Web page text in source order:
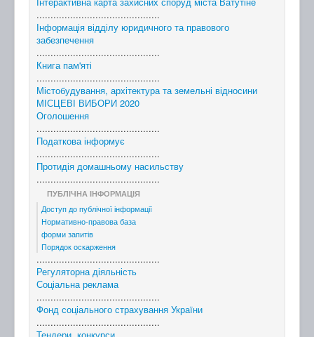
............................................
Інформація відділу юридичного та правового
забезпечення
............................................
Книга пам'яті
............................................
Містобудування, архітектура та земельні відносини
МІСЦЕВІ ВИБОРИ 2020
Оголошення
............................................
Податкова інформує
............................................
Протидія домашньому насильству
............................................
ПУБЛІЧНА ІНФОРМАЦІЯ
Доступ до публічної інформації
Нормативно-правова база
форми запитів
Порядок оскарження
............................................
Регуляторна діяльність
Соціальна реклама
............................................
Фонд соціального страхування України
............................................